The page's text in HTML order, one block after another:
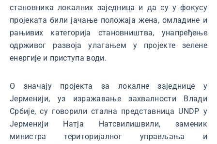
становника локалних заједница и да су у фокусу
пројеката били јачање положаја жена, омладине и
рањивих категорија становништва, унапређење
одрживог развоја улагањем у пројекте зелене
енергије и приступа води.
О значају пројекта за локалне заједнице у
Јерменији, уз изражавање захвалности Влади
Србије, су говорили стална представница UNDP у
Јерменији Натја Натсвилишвили, заменик
министра територијалног управљања и